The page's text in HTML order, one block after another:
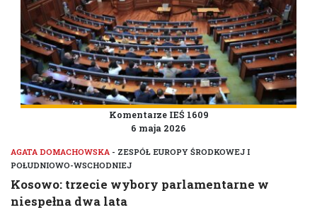
Komentarze IEŚ 1609
6 maja 2026
AGATA DOMACHOWSKA - ZESPÓŁ EUROPY ŚRODKOWEJ I
POŁUDNIOWO-WSCHODNIEJ
Kosowo: trzecie wybory parlamentarne w
niespełna dwa lata